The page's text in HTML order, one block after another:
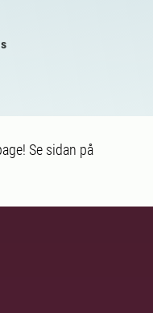
Se sidan på